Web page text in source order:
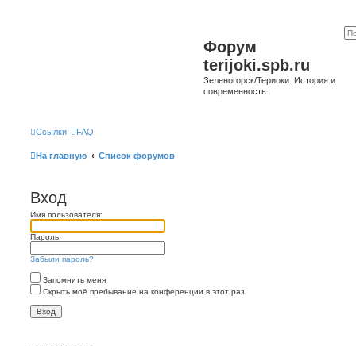
Форум
terijoki.spb.ru
Зеленогорск/Териоки. История и
современность.
Ссылки FAQ
На главную Список форумов
Вход
Имя пользователя:
Пароль:
Забыли пароль?
Запомнить меня
Скрыть моё пребывание на конференции в этот раз